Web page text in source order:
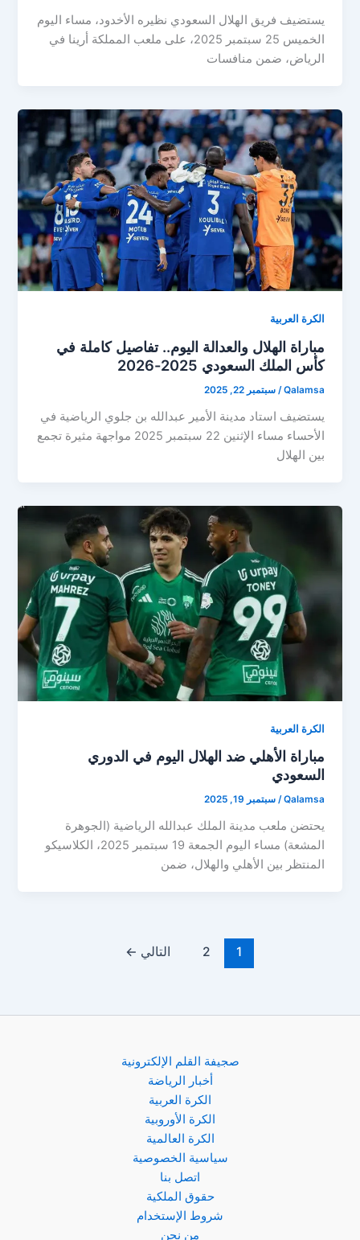
يستضيف فريق الهلال السعودي نظيره الأخدود، مساء اليوم
الخميس 25 سبتمبر 2025، على ملعب المملكة أرينا في
الرياض، ضمن منافسات
الكرة العربية
مباراة الهلال والعدالة اليوم.. تفاصيل كاملة في
كأس الملك السعودي 2025-2026
Qalamsa
/سبتمبر 22, 2025
يستضيف استاد مدينة الأمير عبدالله بن جلوي الرياضية في
الأحساء مساء الإثنين 22 سبتمبر 2025 مواجهة مثيرة تجمع
بين الهلال
الكرة العربية
مباراة الأهلي ضد الهلال اليوم في الدوري
السعودي
Qalamsa
/سبتمبر 19, 2025
يحتضن ملعب مدينة الملك عبدالله الرياضية (الجوهرة
المشعة) مساء اليوم الجمعة 19 سبتمبر 2025، الكلاسيكو
المنتظر بين الأهلي والهلال، ضمن
1
2 التالي ←
صجيفة القلم الإلكترونية
أخبار الرياضة
الكرة العربية
الكرة الأوروبية
الكرة العالمية
سياسية الخصوصية
اتصل بنا
حقوق الملكية
شروط الإستخدام
من نحن